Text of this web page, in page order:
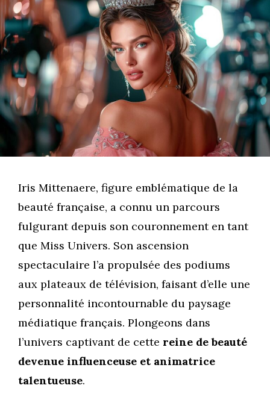
Iris Mittenaere, figure emblématique de la
beauté française, a connu un parcours
fulgurant depuis son couronnement en tant
que Miss Univers. Son ascension
spectaculaire l’a propulsée des podiums
aux plateaux de télévision, faisant d’elle une
personnalité incontournable du paysage
médiatique français. Plongeons dans
l’univers captivant de cette reine de beauté
devenue influenceuse et animatrice
talentueuse.